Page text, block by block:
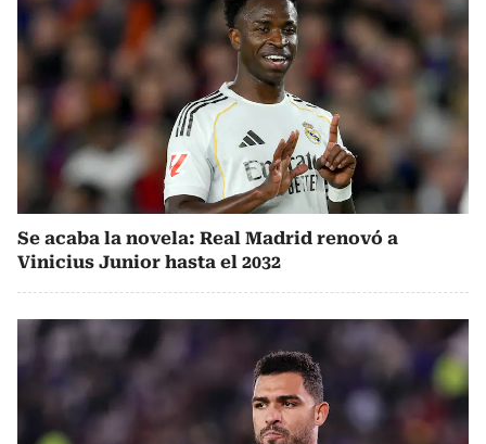
Se acaba la novela: Real Madrid renovó a
Vinicius Junior hasta el 2032